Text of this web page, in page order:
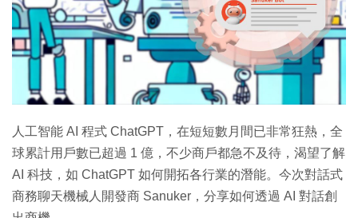
人工智能 AI 程式 ChatGPT，在短短數月間已非常狂熱，全
球累計用戶數已超過 1 億，不少商戶都急不及待，渴望了解
AI 科技，如 ChatGPT 如何開拓各行業的潛能。今次對話式
商務聊天機械人開發商 Sanuker，分享如何透過 AI 對話創